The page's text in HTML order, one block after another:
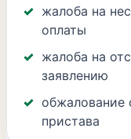
жалоба на
оплаты
жалоба на
заявлению
обжалование
пристава